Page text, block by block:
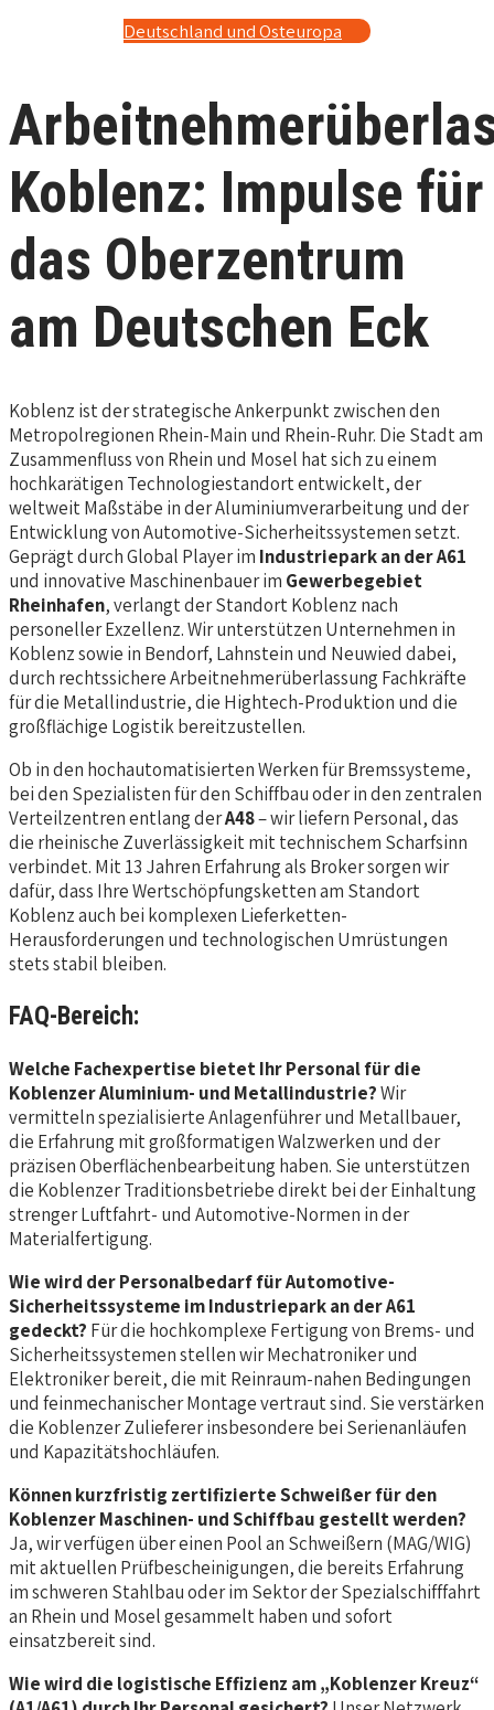
Deutschland und Osteuropa
Koblenz: Impulse für
das Oberzentrum
am Deutschen Eck
Koblenz ist der strategische Ankerpunkt zwischen den
Metropolregionen Rhein-Main und Rhein-Ruhr. Die Stadt am
Zusammenfluss von Rhein und Mosel hat sich zu einem
hochkarätigen Technologiestandort entwickelt, der
weltweit Maßstäbe in der Aluminiumverarbeitung und der
Entwicklung von Automotive-Sicherheitssystemen setzt.
Geprägt durch Global Player im Industriepark an der A61
und innovative Maschinenbauer im Gewerbegebiet
Rheinhafen, verlangt der Standort Koblenz nach
personeller Exzellenz. Wir unterstützen Unternehmen in
Koblenz sowie in Bendorf, Lahnstein und Neuwied dabei,
durch rechtssichere Arbeitnehmerüberlassung Fachkräfte
für die Metallindustrie, die Hightech-Produktion und die
großflächige Logistik bereitzustellen.
Ob in den hochautomatisierten Werken für Bremssysteme,
bei den Spezialisten für den Schiffbau oder in den zentralen
Verteilzentren entlang derA48– wir liefern Personal, das
die rheinische Zuverlässigkeit mit technischem Scharfsinn
verbindet. Mit 13 Jahren Erfahrung als Broker sorgen wir
dafür, dass Ihre Wertschöpfungsketten am Standort
Koblenz auch bei komplexen Lieferketten-
Herausforderungen und technologischen Umrüstungen
stets stabil bleiben.
FAQ-Bereich:
Welche Fachexpertise bietet Ihr Personal für die
Koblenzer Aluminium- und Metallindustrie?Wir
vermitteln spezialisierte Anlagenführer und Metallbauer,
die Erfahrung mit großformatigen Walzwerken und der
präzisen Oberflächenbearbeitung haben. Sie unterstützen
die Koblenzer Traditionsbetriebe direkt bei der Einhaltung
strenger Luftfahrt- und Automotive-Normen in der
Materialfertigung.
Wie wird der Personalbedarf für Automotive-
Sicherheitssysteme im Industriepark an der A61
gedeckt? Für die hochkomplexe Fertigung von Brems- und
Sicherheitssystemen stellen wir Mechatroniker und
Elektroniker bereit, die mit Reinraum-nahen Bedingungen
und feinmechanischer Montage vertraut sind. Sie verstärken
die Koblenzer Zulieferer insbesondere bei Serienanläufen
und Kapazitätshochläufen.
Können kurzfristig zertifizierte Schweißer für den
Koblenzer Maschinen- und Schiffbau gestellt werden?
Ja, wir verfügen über einen Pool an Schweißern (MAG/WIG)
mit aktuellen Prüfbescheinigungen, die bereits Erfahrung
im schweren Stahlbau oder im Sektor der Spezialschifffahrt
an Rhein und Mosel gesammelt haben und sofort
einsatzbereit sind.
Wie wird die logistische Effizienz am „Koblenzer Kreuz“